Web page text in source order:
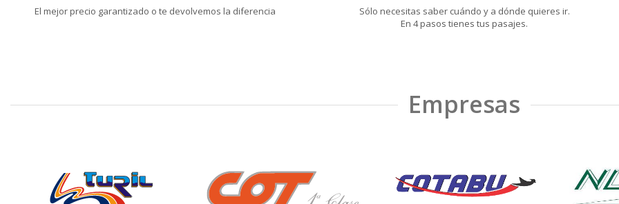
El mejor precio garantizado o te devolvemos la diferencia
Sólo necesitas saber cuándo y a dónde quieres ir.
En 4 pasos tienes tus pasajes.
Empresas